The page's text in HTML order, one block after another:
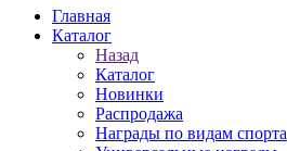
Главная
Каталог
Назад
Каталог
Новинки
Распродажа
Награды по видам спорта